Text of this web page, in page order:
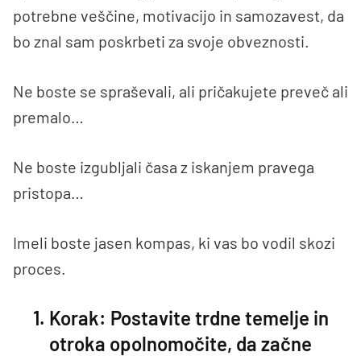
potrebne veščine, motivacijo in samozavest, da
bo znal sam poskrbeti za svoje obveznosti.
Ne boste se spraševali, ali pričakujete preveč ali
premalo…
Ne boste izgubljali časa z iskanjem pravega
pristopa…
Imeli boste jasen kompas, ki vas bo vodil skozi
proces.
1. Korak: Postavite trdne temelje in
otroka opolnomočite, da začne